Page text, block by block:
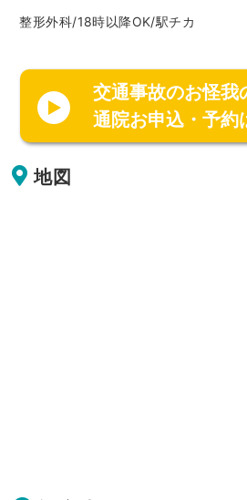
整形外科/18時以降OK/駅チカ
交通事故のお怪我
通院お申込・予約
地図